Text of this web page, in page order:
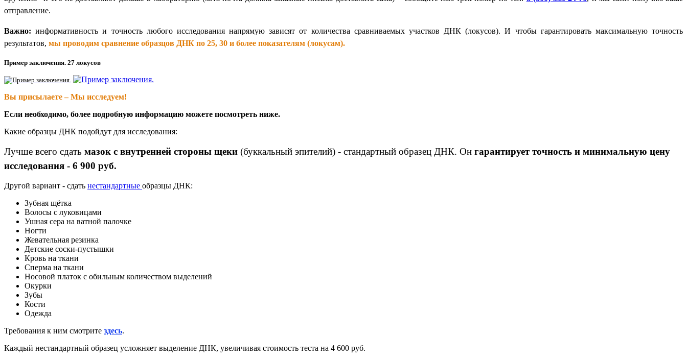
отправление.
Важно: информативность и точность любого исследования напрямую зависят от количества сравниваемых участков ДНК (локусов). И чтобы гарантировать максимальную точность
результатов, мы проводим сравнение образцов ДНК по 25, 30 и более показателям (локусам).
Пример заключения. 27 локусов
Вы присылаете – Мы исследуем!
Если необходимо, более подробную информацию можете посмотреть ниже.
Какие образцы ДНК подойдут для исследования:
Лучше всего сдать мазок с внутренней стороны щеки (буккальный эпителий) - стандартный образец ДНК. Он гарантирует точность и минимальную цену
исследования - 6 900 руб.
Другой вариант - сдать нестандартные образцы ДНК:
Зубная щётка
Волосы с луковицами
Ушная сера на ватной палочке
Ногти
Жевательная резинка
Детские соски-пустышки
Кровь на ткани
Сперма на ткани
Носовой платок с обильным количеством выделений
Окурки
Зубы
Кости
Одежда
Требования к ним смотрите здесь.
Каждый нестандартный образец усложняет выделение ДНК, увеличивая стоимость теста на 4 600 руб.